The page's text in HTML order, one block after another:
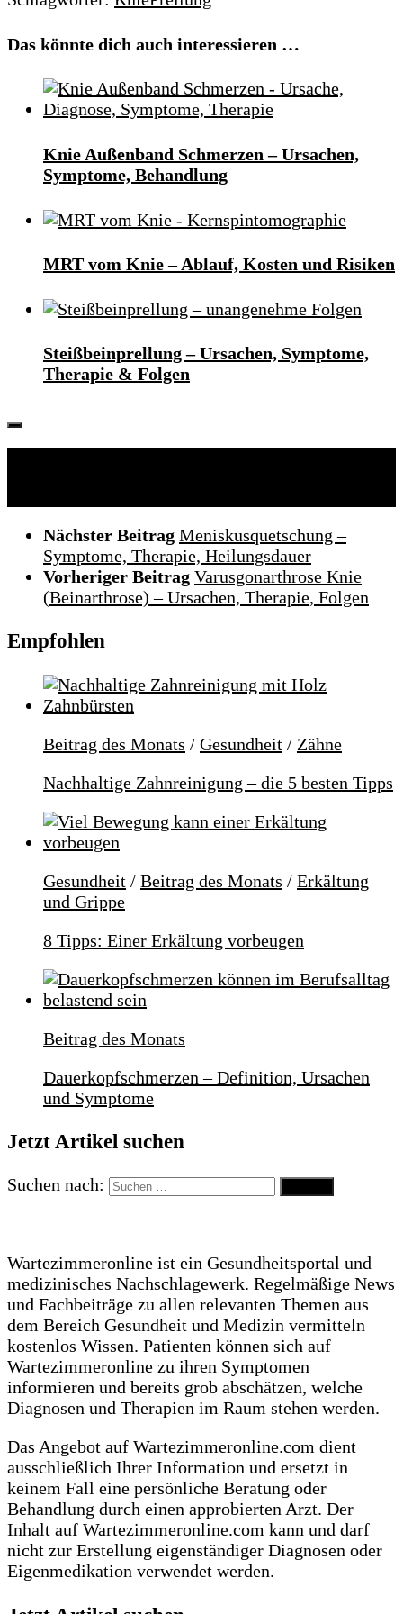
Das könnte dich auch interessieren …
Knie Außenband Schmerzen – Ursachen,
Symptome, Behandlung
MRT vom Knie – Ablauf, Kosten und Risiken
Steißbeinprellung – Ursachen, Symptome,
Therapie & Folgen
Nächster Beitrag Meniskusquetschung –
Symptome, Therapie, Heilungsdauer
Vorheriger Beitrag Varusgonarthrose Knie
(Beinarthrose) – Ursachen, Therapie, Folgen
Empfohlen
Beitrag des Monats / Gesundheit / Zähne
Nachhaltige Zahnreinigung – die 5 besten Tipps
Gesundheit / Beitrag des Monats / Erkältung
und Grippe
8 Tipps: Einer Erkältung vorbeugen
Beitrag des Monats
Dauerkopfschmerzen – Definition, Ursachen
und Symptome
Jetzt Artikel suchen
Suchen nach:
Wartezimmeronline ist ein Gesundheitsportal und
medizinisches Nachschlagewerk. Regelmäßige News
und Fachbeiträge zu allen relevanten Themen aus
dem Bereich Gesundheit und Medizin vermitteln
kostenlos Wissen. Patienten können sich auf
Wartezimmeronline zu ihren Symptomen
informieren und bereits grob abschätzen, welche
Diagnosen und Therapien im Raum stehen werden.
Das Angebot auf Wartezimmeronline.com dient
ausschließlich Ihrer Information und ersetzt in
keinem Fall eine persönliche Beratung oder
Behandlung durch einen approbierten Arzt. Der
Inhalt auf Wartezimmeronline.com kann und darf
nicht zur Erstellung eigenständiger Diagnosen oder
Eigenmedikation verwendet werden.